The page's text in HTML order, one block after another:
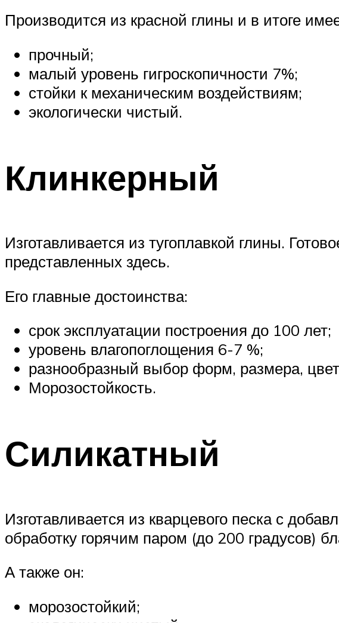
Производится из красной глины и в итоге
прочный;
малый уровень гигроскопичности 7%;
стойки к механическим воздействиям;
экологически чистый.
Клинкерный
Изготавливается из тугоплавкой глины.
представленных здесь.
Его главные достоинства:
срок эксплуатации построения до 100 лет;
уровень влагопоглощения 6-7 %;
разнообразный выбор форм, размера,
Морозостойкость.
Силикатный
Изготавливается из кварцевого песка с
обработку горячим паром (до 200 градусов)
А также он:
морозостойкий;